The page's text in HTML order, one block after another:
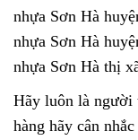
nhựa Sơn Hà
nhựa Sơn Hà
nhựa Sơn Hà thị
Hãy luôn là người
hàng hãy cân